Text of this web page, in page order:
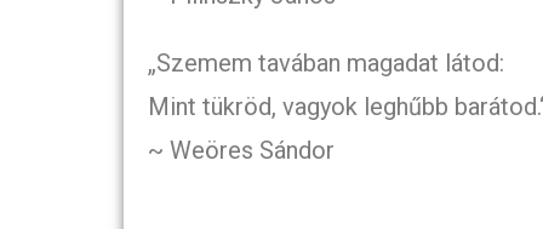
„Szemem tavában magadat látod:
Mint tükröd, vagyok leghűbb
~ Weöres Sándor